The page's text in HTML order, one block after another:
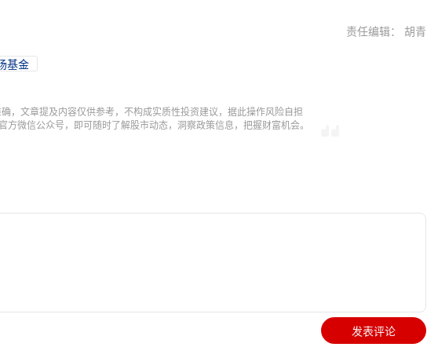
责任编辑： 胡青
基金
，文章提及内容仅供参考，不构成实质性投资建议，据此操作风险自担
方微信公众号，即可随时了解股市动态，洞察政策信息，把握财富机会。
发表评论